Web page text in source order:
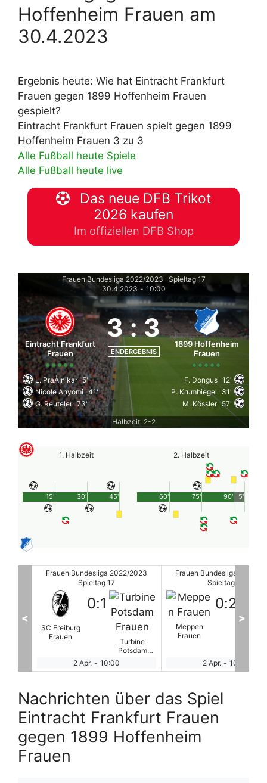
Hoffenheim Frauen am
30.4.2023
Ergebnis heute: Wie hat Eintracht Frankfurt
Frauen gegen 1899 Hoffenheim Frauen
gespielt?
Eintracht Frankfurt Frauen spielt gegen 1899
Hoffenheim Frauen 3 zu 3
Alle Fußball heute Spiele
Alle Fußball heute live
Das neue DFB Trikot
2026 kaufen
Im offiziellen DFB Shop
Frauen Bundesliga 2022/2023
Spieltag 17
30.4.2023 - 10:00
Eintracht Frankfurt
Frauen
3 : 3
ENDERGEBNIS
1899 Hoffenheim
Frauen
L. PraÅ¡nikar 5'
Nicole Anyomi 41'
G. Reuteler 73'
F. Dongus 12'
P. Krumbiegel
31'
M. Kössler 57'
Halbzeit: 2-2
1. Halbzeit
45'
15' 30'
2. Halbzeit
90'
60' 75' 5'
Frauen Bundesliga 2022/2023
Spieltag 17
Meppen
Frauen
0:2
FC Bayern
Frauen
2 Apr. - 10:00
Frauen Bundesliga 2022/
Spieltag 17
VfL Wolfsburg
Frauen
8:0
2 Apr. - 13:00
< >
Nachrichten über das Spiel
Eintracht Frankfurt Frauen
gegen 1899 Hoffenheim
Frauen